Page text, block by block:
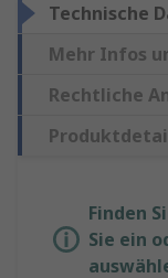
Technische
Mehr Infos
Rechtliche
Finden
Sie ein